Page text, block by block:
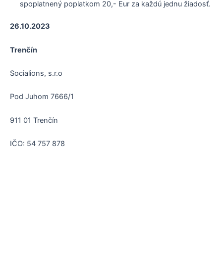
spoplatnený poplatkom 20,- Eur za každú jednu žiadosť.
26.10.2023
Trenčín
Socialions, s.r.o
Pod Juhom 7666/1
911 01 Trenčín
IČO: 54 757 878